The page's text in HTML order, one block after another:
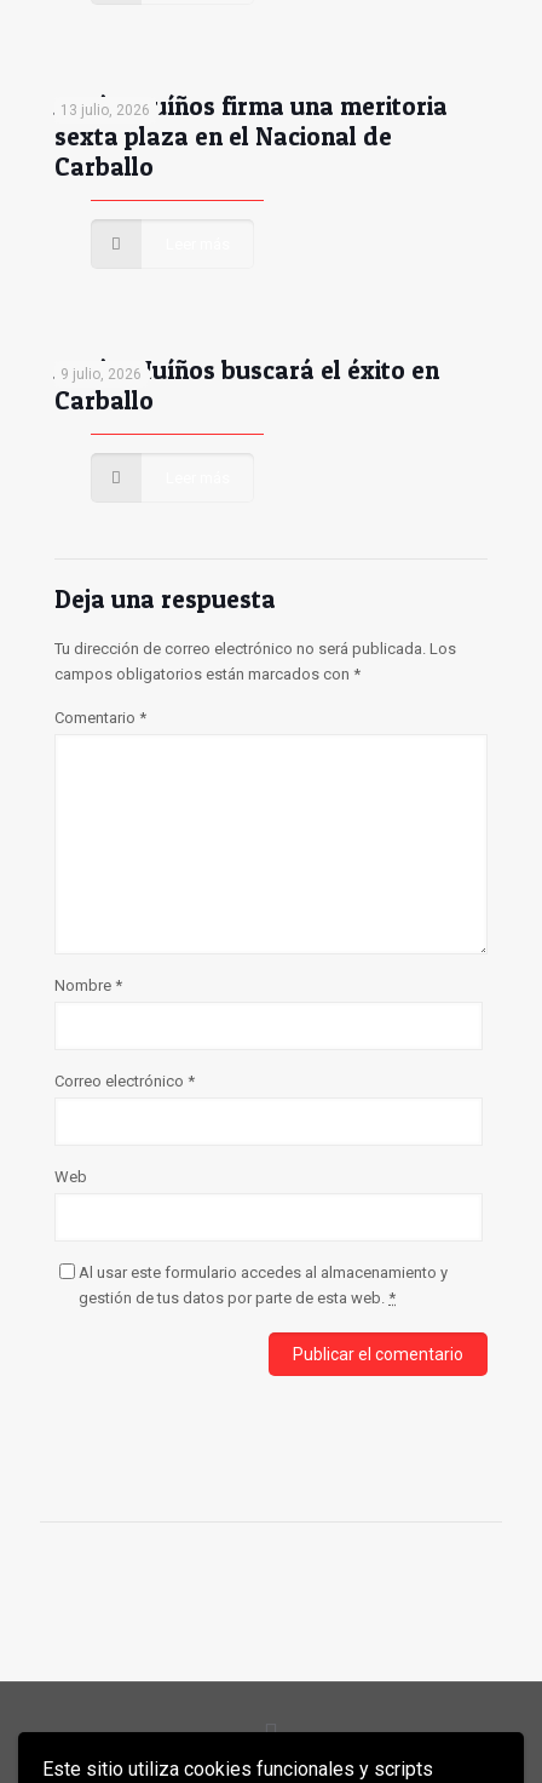
Este sitio utiliza cookies funcionales y scripts
13 julio, 2026
Antón Muíños firma una meritoria
sexta plaza en el Nacional de
Carballo
9 julio, 2026
Antón Muíños buscará el éxito en
Carballo
Deja una respuesta
Tu dirección de correo electrónico no será publicada. Los
campos obligatorios están marcados con *
Comentario *
Nombre *
Correo electrónico *
Web
Al usar este formulario accedes al almacenamiento y
gestión de tus datos por parte de esta web. *